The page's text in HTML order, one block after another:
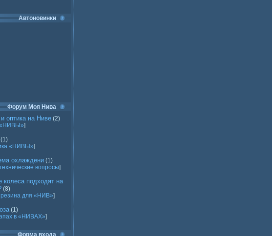
Автоновинки
Форум Моя Нива
оптика на Ниве (2)
«НИВЫ»]
(1)
«НИВЫ»]
охлаждени (1)
вопросы]
колеса подходят на
(8)
резина для «НИВ»]
(1)
в «НИВАХ»]
Форма входа